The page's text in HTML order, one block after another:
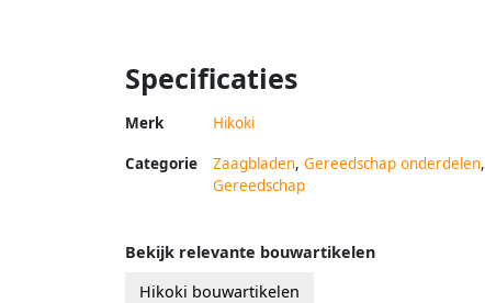
Specificaties
Merk Hikoki
Categorie Zaagbladen, Gereedschap onderdelen,
Gereedschap
Bekijk relevante bouwartikelen
Hikoki bouwartikelen